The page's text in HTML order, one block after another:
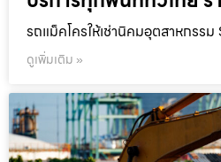
รถแม็คโครให้เช่านิคมอุตสาหกรร
ดูเพิ่มเติม »